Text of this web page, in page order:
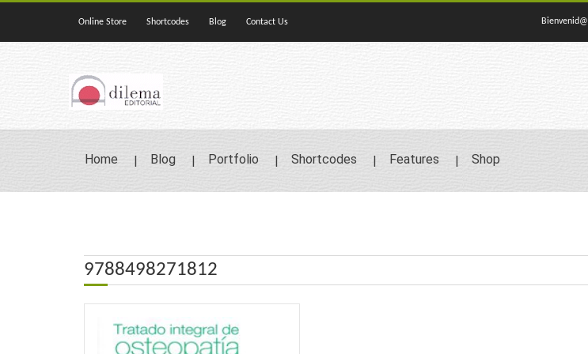
Online Store Shortcodes Blog Contact Us Bienvenid@
Home Blog Portfolio Shortcodes Features Shop
9788498271812